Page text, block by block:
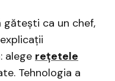
ca un chef,
alege rețetele
Tehnologia a